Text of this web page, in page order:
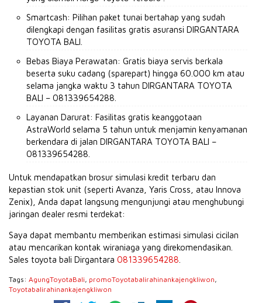
Smartcash: Pilihan paket tunai bertahap yang sudah
dilengkapi dengan fasilitas gratis asuransi DIRGANTARA
TOYOTA BALI.
Bebas Biaya Perawatan: Gratis biaya servis berkala
beserta suku cadang (sparepart) hingga 60.000 km atau
selama jangka waktu 3 tahun DIRGANTARA TOYOTA
BALI – 081339654288.
Layanan Darurat: Fasilitas gratis keanggotaan
AstraWorld selama 5 tahun untuk menjamin kenyamanan
berkendara di jalan DIRGANTARA TOYOTA BALI –
081339654288.
Untuk mendapatkan brosur simulasi kredit terbaru dan
kepastian stok unit (seperti Avanza, Yaris Cross, atau Innova
Zenix), Anda dapat langsung mengunjungi atau menghubungi
jaringan dealer resmi terdekat:
Saya dapat membantu memberikan estimasi simulasi cicilan
atau mencarikan kontak wiraniaga yang direkomendasikan.
Sales toyota bali Dirgantara 081339654288
Tags: AgungToyotaBali, promoToyotabalirahinankajengkliwon,
Toyotabalirahinankajengkliwon